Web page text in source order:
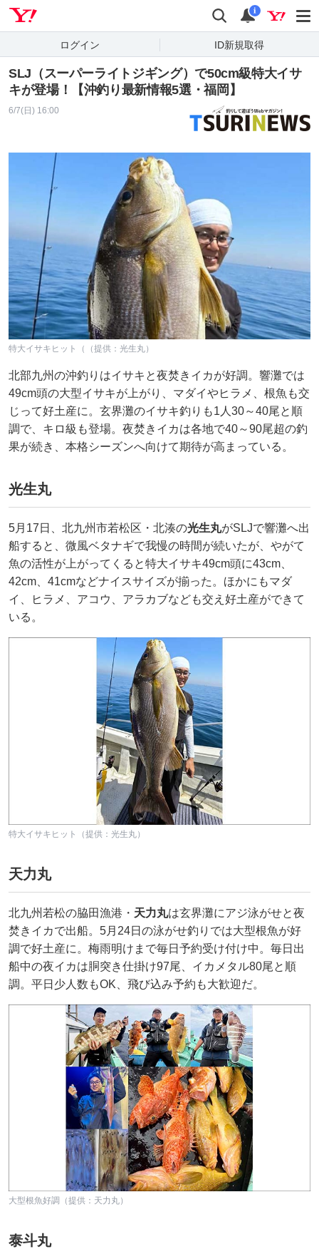
検索 通知
i
ログイン ID新規取得
SLJ（スーパーライトジギング）で50cm級特大イサ
キが登場！【沖釣り最新情報5選・福岡】
6/7(日) 16:00
特大イサキヒット（（提供：光生丸）
北部九州の沖釣りはイサキと夜焚きイカが好調。響灘では
49cm頭の大型イサキが上がり、マダイやヒラメ、根魚も交
じって好土産に。玄界灘のイサキ釣りも1人30～40尾と順
調で、キロ級も登場。夜焚きイカは各地で40～90尾超の釣
果が続き、本格シーズンへ向けて期待が高まっている。
光生丸
5月17日、北九州市若松区・北湊の光生丸がSLJで響灘へ出
船すると、微風ベタナギで我慢の時間が続いたが、やがて
魚の活性が上がってくると特大イサキ49cm頭に43cm、
42cm、41cmなどナイスサイズが揃った。ほかにもマダ
イ、ヒラメ、アコウ、アラカブなども交え好土産ができて
いる。
特大イサキヒット（提供：光生丸）
天力丸
北九州若松の脇田漁港・ 天力丸は玄界灘にアジ泳がせと夜
焚きイカで出船。5月24日の泳がせ釣りでは大型根魚が好
調で好土産に。梅雨明けまで毎日予約受け付け中。毎日出
船中の夜イカは胴突き仕掛け97尾、イカメタル80尾と順
調。平日少人数もOK、飛び込み予約も大歓迎だ。
大型根魚好調（提供：天力丸）
泰斗丸